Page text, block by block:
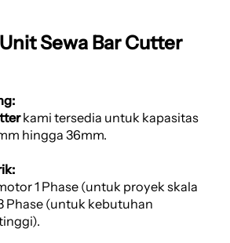
Sewa Bar Cutter
kami tersedia untuk kapasitas
hingga 36mm.
1 Phase (untuk proyek skala
Phase (untuk kebutuhan